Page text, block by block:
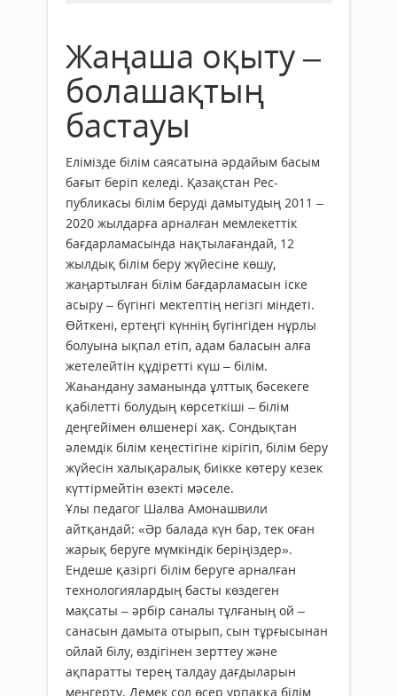
Жаңаша оқыту –
болашақтың
бастауы
Елімізде білім саясатына әрдайым басым
бағыт беріп келеді. Қазақстан Рес­
публикасы білім беруді дамытудың 2011 –
2020 жылдарға арналған мемлекеттік
бағдарламасында нақтылағандай, 12
жылдық білім беру жүйесіне көшу,
жаңартылған білім бағдарламасын іске
асыру – бүгінгі мектептің негізгі міндеті.
Өйткені, ертеңгі күннің бүгінгіден нұрлы
болуына ықпал етіп, адам баласын алға
жетелейтін құдіретті күш – білім.
Жаһандану заманында ұлттық бәсекеге
қабілетті болудың көрсеткіші – білім
деңгейімен өлшенері хақ. Сондықтан
әлемдік білім кеңестігіне кірігіп, білім беру
жүйесін халықаралық биікке көтеру кезек
күттірмейтін өзекті мәселе.
Ұлы педагог Шалва Амонашвили
айтқандай: «Әр балада күн бар, тек оған
жарық беруге мүмкіндік беріңіздер».
Ендеше қазіргі білім беруге арналған
технологиялардың басты көздеген
мақсаты – әрбір саналы тұлғаның ой –
санасын дамыта отырып, сын тұрғысынан
ойлай білу, өздігінен зерттеу және
ақпаратты терең талдау дағдыларын
меңгерту. Демек сол өсер ұрпаққа білім